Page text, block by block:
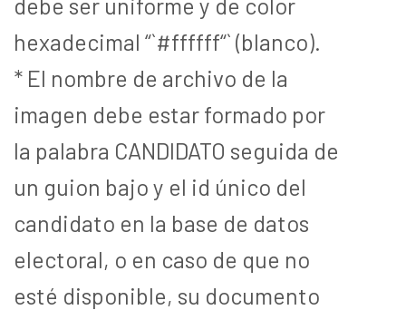
hexadecimal “`#ffffff“` (blanco).
* El nombre de archivo de la
imagen debe estar formado por
la palabra CANDIDATO seguida de
un guion bajo y el id único del
candidato en la base de datos
electoral, o en caso de que no
esté disponible, su documento